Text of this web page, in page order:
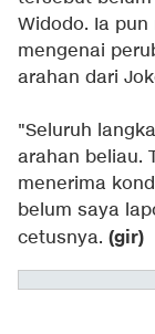
Widodo. Ia
mengenai
arahan dari
"Seluruh
arahan beliau.
menerima
belum saya
cetusnya. (gir)